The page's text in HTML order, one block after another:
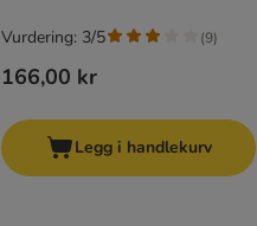
166,00 kr
Vurdering: 3/5 (9)
Legg i handlekurv